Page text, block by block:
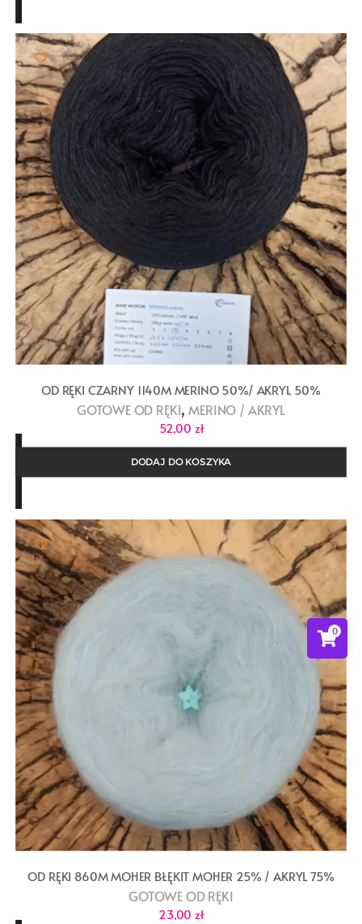
OD RĘKI CZARNY 1140M MERINO 50%/ AKRYL 50%
GOTOWE OD RĘKI,MERINO / AKRYL
52,00 zł
DODAJ DO KOSZYKA
OD RĘKI 860M MOHER BŁĘKIT MOHER 25% / AKRYL 75%
GOTOWE OD RĘKI
23,00 zł
0